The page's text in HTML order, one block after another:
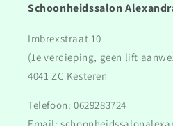
Schoonheidssalon
Imbrexstraat 10
(1e verdieping, geen lift
4041 ZC Kesteren
Telefoon: 0629283724